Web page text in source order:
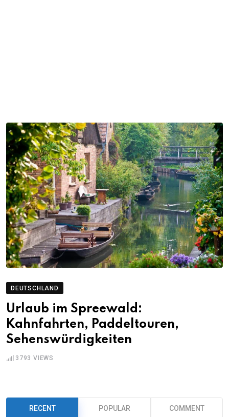
DEUTSCHLAND
Urlaub im Spreewald:
Kahnfahrten, Paddeltouren,
Sehenswürdigkeiten
3793 VIEWS
RECENT POPULAR COMMENT